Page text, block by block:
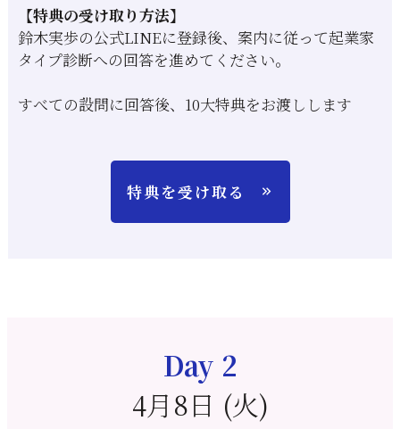
【特典の受け取り方法】
鈴木実歩の公式LINEに登録後、案内に従って起業家
タイプ診断への回答を進めてください。
すべての設問に回答後、10大特典をお渡しします
特典を受け取る
Day 2
4月8日 (火)